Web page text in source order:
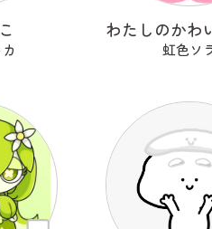
虹色ソ